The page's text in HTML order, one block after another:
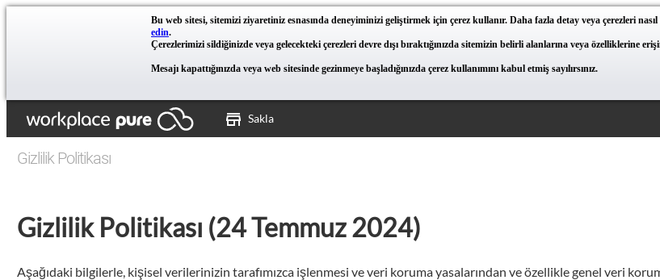
Bu web sitesi, sitemizi ziyaretiniz esnasında deneyiminizi geliştirmek için çerez kullanır. Daha fazla detay veya çerezleri nasıl
edin.
Çerezlerimizi sildiğinizde veya gelecekteki çerezleri devre dışı bıraktığınızda sitemizin belirli alanlarına veya özelliklerine
Mesajı kapattığınızda veya web sitesinde gezinmeye başladığınızda çerez kullanımını kabul etmiş sayılırsınız.
Sakla
Gizlilik Politikası
Gizlilik Politikası (24 Temmuz 2024)
Aşağıdaki bilgilerle, kişisel verilerinizin tarafımızca işlenmesi ve veri koruma yasalarından ve özellikle genel veri